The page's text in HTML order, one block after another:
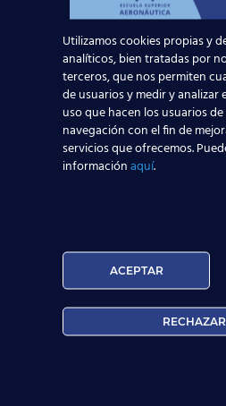
Noticias Relacionadas
Mapa de la aviación global
transitadas y los países
Leer más
quieren ser TCP
Utilizamos cookies propias y
analíticos, bien tratadas por
terceros, que nos permiten
de usuarios y medir y analizar
uso que hacen los usuarios de
navegación con el fin de
servicios que ofrecemos.
informaciónaquí.
ACEPTAR
RECHAZAR